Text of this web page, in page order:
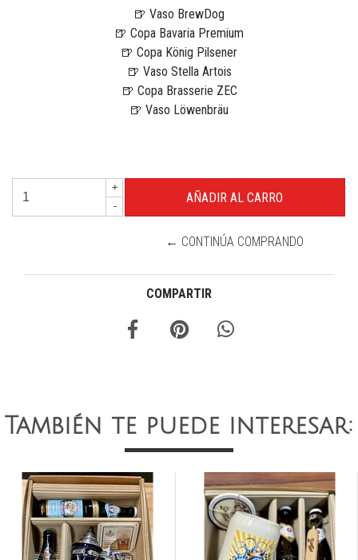
🍺 Vaso BrewDog
🍺 Copa Bavaria Premium
🍺 Copa König Pilsener
🍺 Vaso Stella Artois
🍺 Copa Brasserie ZEC
🍺 Vaso Löwenbräu
+
-
← CONTINÚA COMPRANDO
COMPARTIR
También te puede interesar: